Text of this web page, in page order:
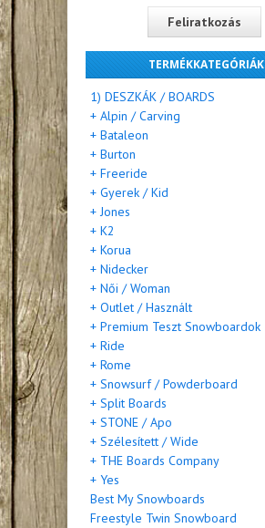
TERMÉKKATEGÓRIÁK
1) DESZKÁK / BOARDS
+ Alpin / Carving
+ Bataleon
+ Burton
+ Freeride
+ Gyerek / Kid
+ Jones
+ K2
+ Korua
+ Nidecker
+ Női / Woman
+ Outlet / Használt
+ Premium Teszt Snowboardok
+ Ride
+ Rome
+ Snowsurf / Powderboard
+ Split Boards
+ STONE / Apo
+ Szélesített / Wide
+ THE Boards Company
+ Yes
Best My Snowboards
Freestyle Twin Snowboard